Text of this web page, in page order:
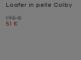
Loafer in pelle Colby
Prezzo iniziale
195 €
Prezzo attuale
51 €